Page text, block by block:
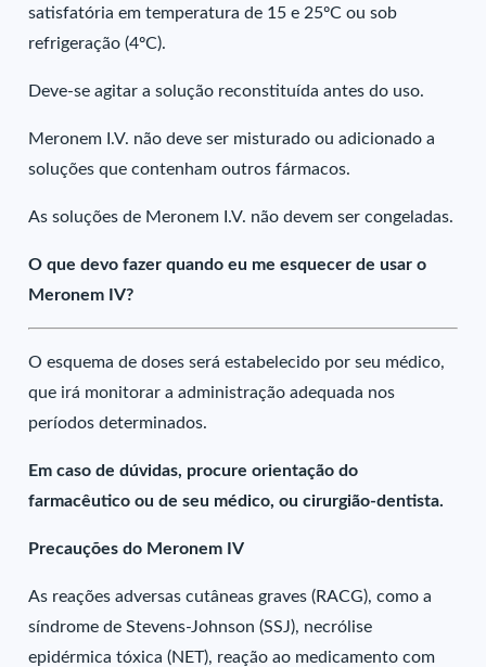
satisfatória em temperatura de 15 e 25ºC ou sob
refrigeração (4ºC).
Deve-se agitar a solução reconstituída antes do uso.
Meronem I.V. não deve ser misturado ou adicionado a
soluções que contenham outros fármacos.
As soluções de Meronem I.V. não devem ser congeladas.
O que devo fazer quando eu me esquecer de usar o
Meronem IV?
O esquema de doses será estabelecido por seu médico,
que irá monitorar a administração adequada nos
períodos determinados.
Em caso de dúvidas, procure orientação do
farmacêutico ou de seu médico, ou cirurgião-dentista.
Precauções do Meronem IV
As reações adversas cutâneas graves (RACG), como a
síndrome de Stevens-Johnson (SSJ), necrólise
epidérmica tóxica (NET), reação ao medicamento com